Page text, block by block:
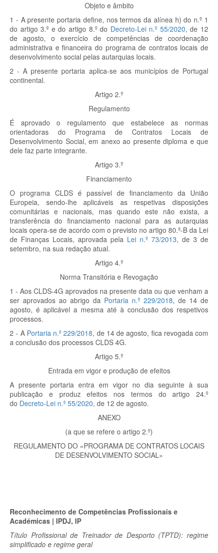
Objeto e âmbito
1 - A presente portaria define, nos termos da alínea h) do n.º 1
do artigo 3.º e do artigo 8.º do Decreto-Lei n.º 55/2020, de 12
de agosto, o exercício de competências de coordenação
administrativa e financeira do programa de contratos locais de
desenvolvimento social pelas autarquias locais.
2 - A presente portaria aplica-se aos municípios de Portugal
continental.
Artigo 2.º
Regulamento
É aprovado o regulamento que estabelece as normas
orientadoras do Programa de Contratos Locais de
Desenvolvimento Social, em anexo ao presente diploma e que
dele faz parte integrante.
Artigo 3.º
Financiamento
O programa CLDS é passível de financiamento da União
Europeia, sendo-lhe aplicáveis as respetivas disposições
comunitárias e nacionais, mas quando este não exista, a
transferência do financiamento nacional para as autarquias
locais opera-se de acordo com o previsto no artigo 80.º-B da Lei
de Finanças Locais, aprovada pela Lei n.º 73/2013, de 3 de
setembro, na sua redação atual.
Artigo 4.º
Norma Transitória e Revogação
1 - Aos CLDS-4G aprovados na presente data ou que venham a
ser aprovados ao abrigo da Portaria n.º 229/2018, de 14 de
agosto, é aplicável a mesma até à conclusão dos respetivos
processos.
2 - A Portaria n.º 229/2018, de 14 de agosto, fica revogada com
a conclusão dos processos CLDS 4G.
Artigo 5.º
Entrada em vigor e produção de efeitos
A presente portaria entra em vigor no dia seguinte à sua
publicação e produz efeitos nos termos do artigo 24.º
do Decreto-Lei n.º 55/2020, de 12 de agosto.
ANEXO
(a que se refere o artigo 2.º)
REGULAMENTO DO «PROGRAMA DE CONTRATOS LOCAIS
DE DESENVOLVIMENTO SOCIAL»
Reconhecimento de Competências Profissionais e
Académicas | IPDJ, IP
Título Profissional de Treinador de Desporto (TPTD): regime
simplificado e regime geral